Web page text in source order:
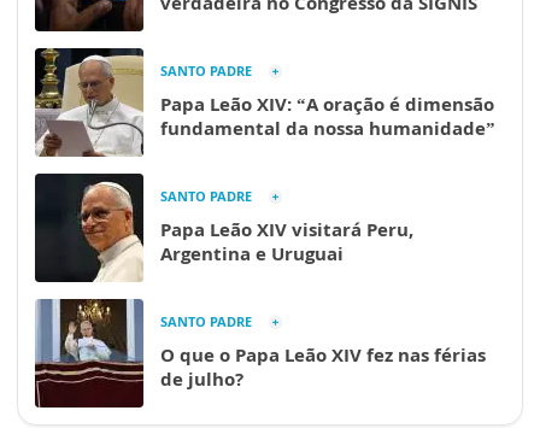
SANTO PADRE
Papa Leão XIV: “A oração é dimensão
fundamental da nossa humanidade”
SANTO PADRE
Papa Leão XIV visitará Peru,
Argentina e Uruguai
SANTO PADRE
O que o Papa Leão XIV fez nas férias
de julho?